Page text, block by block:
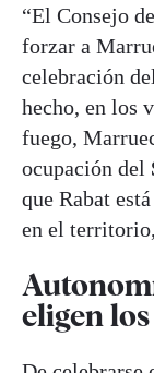
“El Consejo
forzar a
celebración
hecho, en los
fuego,
ocupación del
que Rabat
en el
eligen